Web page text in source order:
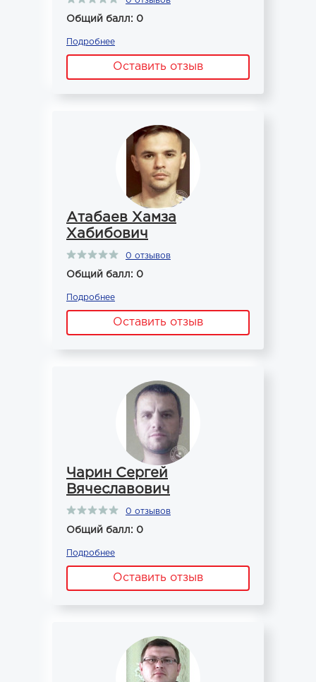
Общий балл: 0
Подробнее
Оставить отзыв
Атабаев Хамза
Хабибович
0 отзывов
Общий балл: 0
Подробнее
Оставить отзыв
Чарин Сергей
Вячеславович
0 отзывов
Общий балл: 0
Подробнее
Оставить отзыв